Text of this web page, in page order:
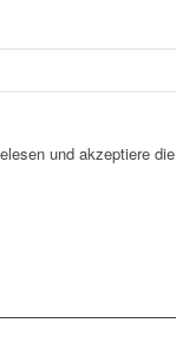
und akzeptiere die